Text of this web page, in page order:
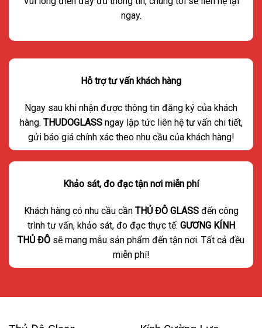
ngay.
Hỗ trợ tư vấn khách hàng
Ngay sau khi nhận được thông tin đăng ký của khách
hàng. THUDOGLASS ngay lập tức liên hệ tư vấn chi tiết,
gửi báo giá chính xác theo nhu cầu của khách hàng!
Khảo sát, đo đạc tận nơi miễn phí
Khách hàng có nhu cầu cần THỦ ĐÔ GLASS đến công
trình tư vấn, khảo sát, đo đạc thực tế. GƯƠNG KÍNH
THỦ ĐÔ sẽ mang mẫu sản phẩm đến tận nơi. Tất cả đều
miễn phí!